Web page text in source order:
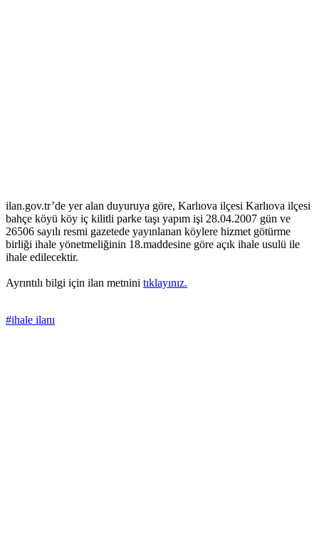
ilan.gov.tr’de yer alan duyuruya göre, Karlıova ilçesi Karlıova ilçesi
bahçe köyü köy iç kilitli parke taşı yapım işi 28.04.2007 gün ve
26506 sayılı resmi gazetede yayınlanan köylere hizmet götürme
birliği ihale yönetmeliğinin 18.maddesine göre açık ihale usulü ile
ihale edilecektir.
Ayrıntılı bilgi için ilan metnini tıklayınız.
#ihale ilanı